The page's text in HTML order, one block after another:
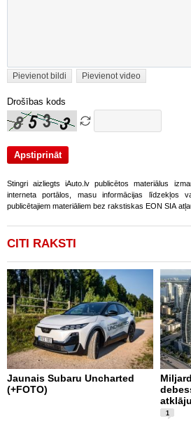
Pievienot bildi Pievienot video
Drošības kods
Stingri aizliegts iAuto.lv publicētos materiālus
interneta portālos, masu informācijas līdzekļos
publicētajiem materiāliem bez rakstiskas EON SIA
CITI RAKSTI
Jaunais Subaru Uncharted
(+FOTO)
1